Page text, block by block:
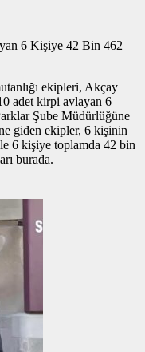
6 Kişiye 42 Bin 462
ekipleri, Akçay
adet kirpi avlayan 6
Şube Müdürlüğüne
giden ekipler, 6 kişinin
6 kişiye toplamda 42 bin
burada.